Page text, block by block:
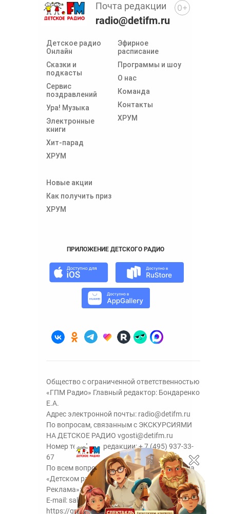
Детское радио
Онлайн
Сказки и
подкасты
Сервис
поздравлений
Ура! Музыка
Электронные
книги
Хит-парад
ХРУМ
Эфирное
расписание
Программы и шоу
О нас
Команда
Контакты
ХРУМ
Новые акции
Как получить приз
ХРУМ
Почта редакции
radio@detifm.ru
ПРИЛОЖЕНИЕ ДЕТСКОГО РАДИО
0+
Общество с ограниченной ответственностью
«ГПМ Радио» Главный редактор: Бондаренко
Е.А.
Адрес электронной почты: radio@detifm.ru
По вопросам, связанным с ЭКСКУРСИЯМИ
НА ДЕТСКОЕ РАДИО vgosti@detifm.ru
Номер телефона редакции:+ 7 (495) 937-33-
67
По всем вопросам размещения рекламы на
«Детском радио» - сейлз-хаус «ГПМ
Реклама»:+7 (495) 921-40-41
E-mail: sales@gazprom-media.ru
https://gpmsaleshouse.ru/